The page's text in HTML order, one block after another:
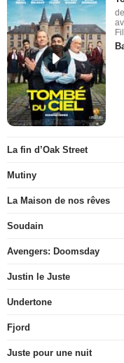
La fin d’Oak Street
Mutiny
La Maison de nos rêves
Soudain
Avengers: Doomsday
Justin le Juste
Undertone
Fjord
Juste pour une nuit